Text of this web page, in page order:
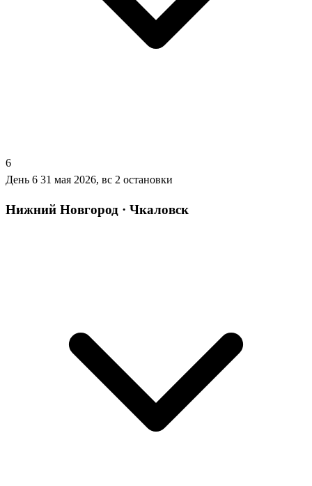
6
День 6 31 мая 2026, вс 2 остановки
Нижний Новгород · Чкаловск